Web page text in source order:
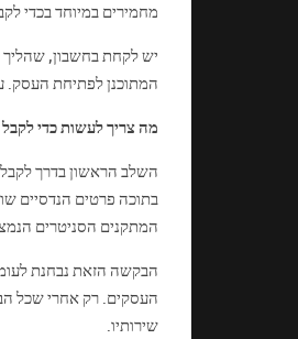
מחמירים במיוחד בכדי
יש לקחת בחשבון, שהליך
המתוכנן לפתיחת העסק.
מה צריך לעשות כדי
השלב הראשון בדרך
בתוכה פרטים הנדסיים
המתקנים הסניטרים
הבקשה הזאת נבחנת
העסקים. רק אחרי שכל
שירותיו.